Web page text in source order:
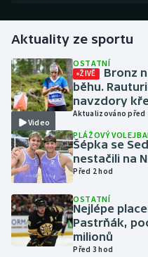
Golf
Gymnastika
Házená
Jezdectví
Judo
Krasobruslení
Lezení
Aktuality ze sportu
Video
OSTATNÍ
ŽIVĚ
Bronz
běhu.
navzdory
Aktualizováno před
PLÁŽOVÝ
Šépka se
nestačili na
Před 2 hod
OSTATNÍ
Nejlépe
Pastrňák,
milionů
Před 3 hod